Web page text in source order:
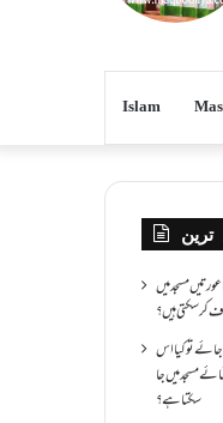
Islam
ترین
مسجد میں
کر سکتی ہیں؟
تو کیا اس
مسجد میں جا
سکتا ہے؟